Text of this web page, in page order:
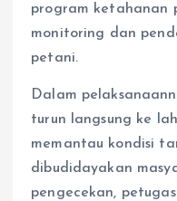
program ketahanan
monitoring dan
petani.
Dalam
turun langsung ke
memantau kondisi
dibudidayakan
pengecekan,